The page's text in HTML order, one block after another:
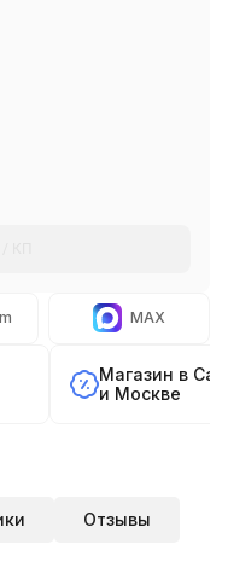
MAX
Магазин в
и Москве
Отзывы